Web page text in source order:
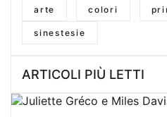
arte colori
sinestesie
ARTICOLI PIÙ LETTI